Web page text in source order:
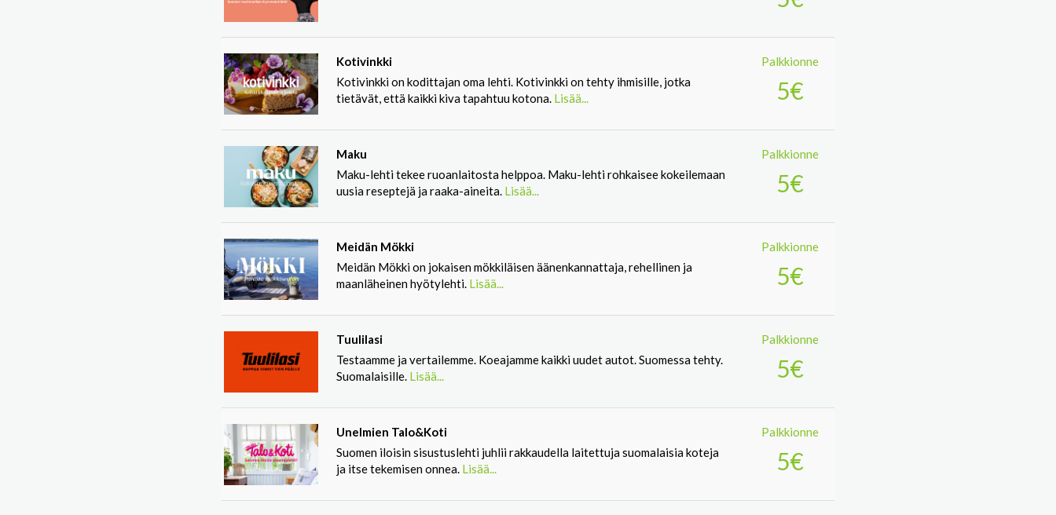
Kotivinkki
Kotivinkki on kodittajan oma lehti. Kotivinkki on tehty ihmisille, jotka
tietävät, että kaikki kiva tapahtuu kotona. Lisää...
Palkkionne
5€
Maku
Maku-lehti tekee ruoanlaitosta helppoa. Maku-lehti rohkaisee kokeilemaan
uusia reseptejä ja raaka-aineita. Lisää...
Palkkionne
5€
Meidän Mökki
Meidän Mökki on jokaisen mökkiläisen äänenkannattaja, rehellinen ja
maanläheinen hyötylehti. Lisää...
Palkkionne
5€
Tuulilasi
Testaamme ja vertailemme. Koeajamme kaikki uudet autot. Suomessa tehty.
Suomalaisille. Lisää...
Palkkionne
5€
Unelmien Talo&Koti
Suomen iloisin sisustuslehti juhlii rakkaudella laitettuja suomalaisia koteja
ja itse tekemisen onnea. Lisää...
Palkkionne
5€